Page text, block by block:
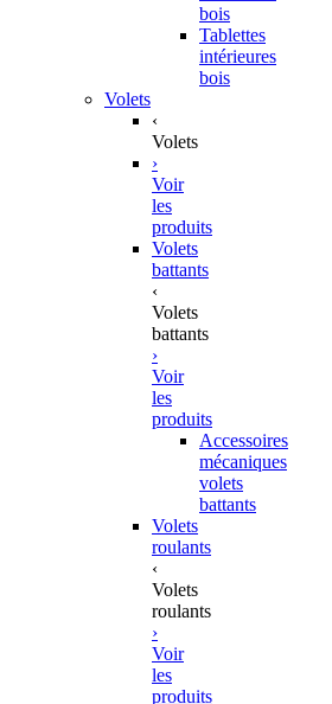
bois
Tablettes
intérieures
bois
Volets
‹
Volets
›
Voir
les
produits
Volets
battants
‹
Volets
battants
›
Voir
les
produits
Accessoires
mécaniques
volets
battants
Volets
roulants
‹
Volets
roulants
›
Voir
les
produits